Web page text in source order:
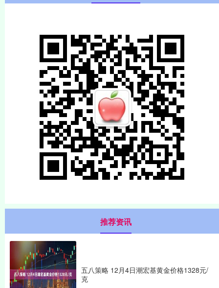
推荐资讯
五八策略 12月4日潮宏基黄金价格1328元/
克